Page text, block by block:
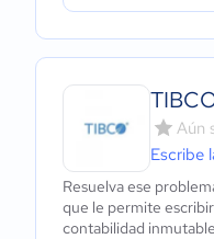
Aún
Escribe
Resuelva ese
que le permite
contabilidad